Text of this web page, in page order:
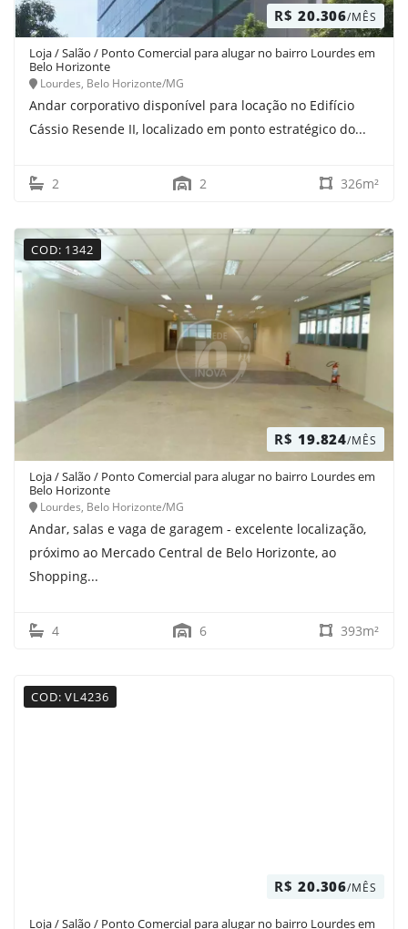
R$ 20.306/MÊS
Loja / Salão / Ponto Comercial para alugar no bairro Lourdes em
Belo Horizonte
Lourdes, Belo Horizonte/MG
Andar corporativo disponível para locação no Edifício
Cássio Resende II, localizado em ponto estratégico do...
2 2 326m²
COD: 1342
R$ 19.824/MÊS
Loja / Salão / Ponto Comercial para alugar no bairro Lourdes em
Belo Horizonte
Lourdes, Belo Horizonte/MG
Andar, salas e vaga de garagem - excelente localização,
próximo ao Mercado Central de Belo Horizonte, ao
Shopping...
4 6 393m²
COD: VL4236
R$ 20.306/MÊS
Loja / Salão / Ponto Comercial para alugar no bairro Lourdes em